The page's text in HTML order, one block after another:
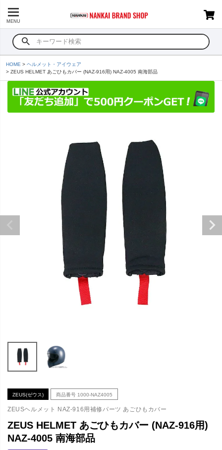
MENU
HOME
ヘルメット・アイウェア
ZEUS HELMET あごひもカバー (NAZ-916用) NAZ-4005 南海部品
ZEUS(ゼウス) 商品番号 1000-NAZ4005
ZEUSヘルメット NAZ-916用補修パーツ あごひもカバー
ZEUS HELMET あごひもカバー (NAZ-916用)
NAZ-4005 南海部品